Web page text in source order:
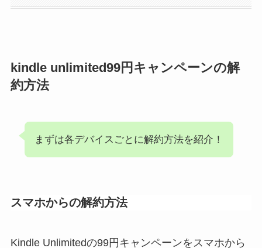
kindle unlimited99円キャンペーンの解
約方法
まずは各デバイスごとに解約方法を紹介！
スマホからの解約方法
Kindle Unlimitedの99円キャンペーンをスマホから